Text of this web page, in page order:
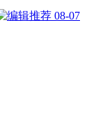
08-07